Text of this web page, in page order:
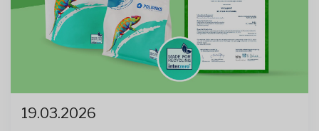
19.03.2026